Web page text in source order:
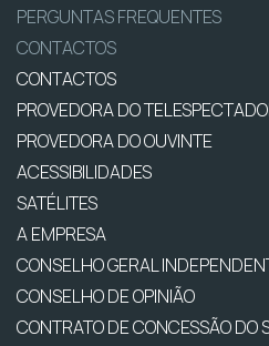
PERGUNTAS FREQUENTES
CONTACTOS
CONTACTOS
PROVEDORA DO
PROVEDORA DO OUVINTE
ACESSIBILIDADES
SATÉLITES
A EMPRESA
CONSELHO GERAL
CONSELHO DE OPINIÃO
CONTRATO DE CONCESSÃO DO